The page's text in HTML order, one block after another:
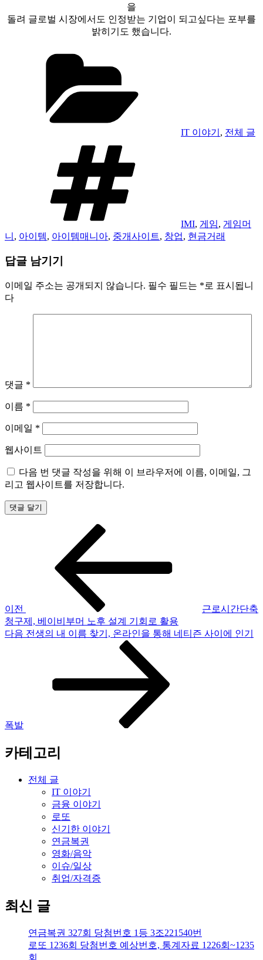
을
돌려 글로벌 시장에서도 인정받는 기업이 되고싶다는 포부를
밝히기도 했습니다.
IT 이야기 , 전체 글
IMI, 게임, 게임머
니 , 아이템, 아이템매니아, 중개사이트, 창업, 현금거래
답글 남기기
이메일 주소는 공개되지 않습니다. 필수 필드는 *로 표시됩니
다
댓글 *
이름 *
이메일 *
웹사이트
다음 번 댓글 작성을 위해 이 브라우저에 이름, 이메일, 그
리고 웹사이트를 저장합니다.
이전
근로시간단축
청구제, 베이비부머 노후 설계 기회로 활용
다
다음 전생의 내 이름 찾기, 온라인을 통해 네티즌 사이에 인기
폭발
카테고리
전체 글
IT 이야기
금융 이야기
로또
신기한 이야기
연금복권
영화/음악
이슈/일상
취업/자격증
최신 글
연금복권 327회 당첨번호 1등 3조221540번
로또 1236회 당첨번호 예상번호, 통계자료 1226회~1235
회